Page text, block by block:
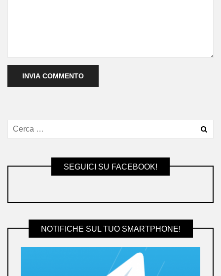
SEGUICI SU FACEBOOK!
NOTIFICHE SUL TUO SMARTPHONE!